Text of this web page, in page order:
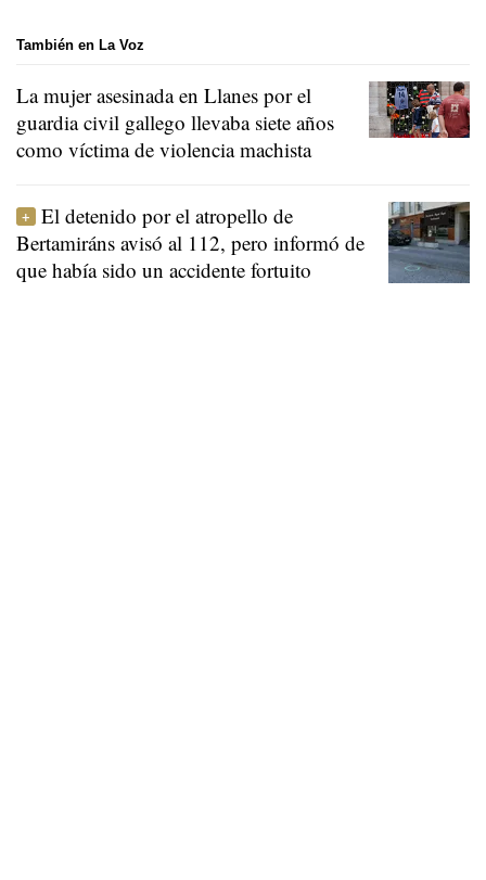
También en La Voz
La mujer asesinada en Llanes por el
guardia civil gallego llevaba siete años
como víctima de violencia machista
El detenido por el atropello de
Bertamiráns avisó al 112, pero informó de
que había sido un accidente fortuito